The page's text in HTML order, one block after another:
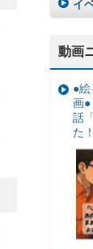
イ
動画
●
画●
話
た